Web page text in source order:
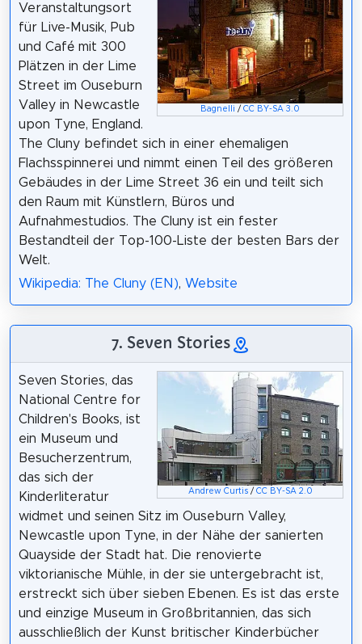
Bagnelli /CC BY-SA 3.0
Veranstaltungsort
für Live-Musik, Pub
und Café mit 300
Plätzen in der Lime
Street im Ouseburn
Valley in Newcastle
upon Tyne, England.
The Cluny befindet sich in einer ehemaligen
Flachsspinnerei und nimmt einen Teil des größeren
Gebäudes in der Lime Street 36 ein und teilt sich
den Raum mit Künstlern, Büros und
Aufnahmestudios. The Cluny ist ein fester
Bestandteil der Top-100-Liste der besten Bars der
Welt.
Wikipedia: The Cluny (EN), Website
7. Seven Stories
Andrew Curtis/ CC BY-SA 2.0
Seven Stories, das
National Centre for
Children's Books, ist
ein Museum und
Besucherzentrum,
das sich der
Kinderliteratur
widmet und seinen Sitz im Ouseburn Valley,
Newcastle upon Tyne, in der Nähe der sanierten
Quayside der Stadt hat. Die renovierte
viktorianische Mühle, in der sie untergebracht ist,
erstreckt sich über sieben Ebenen. Es ist das erste
und einzige Museum in Großbritannien, das sich
ausschließlich der Kunst britischer Kinderbücher